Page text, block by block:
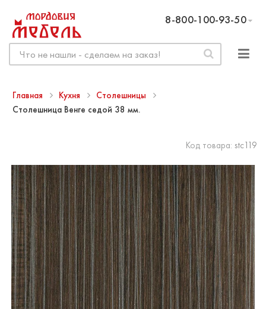
8-800-100-93-50
Главная Кухня
Столешницы
Столешница Венге седой 38 мм.
Код товара: stc119